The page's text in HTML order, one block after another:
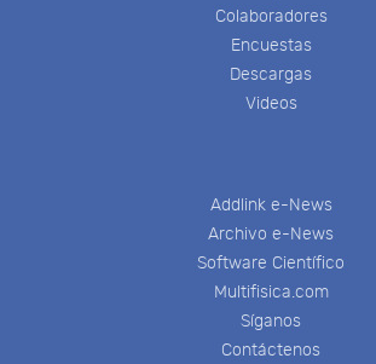
Colaboradores
Encuestas
Descargas
Videos
Addlink e-News
Archivo e-News
Software Científico
Multifisica.com
Síganos
Contáctenos